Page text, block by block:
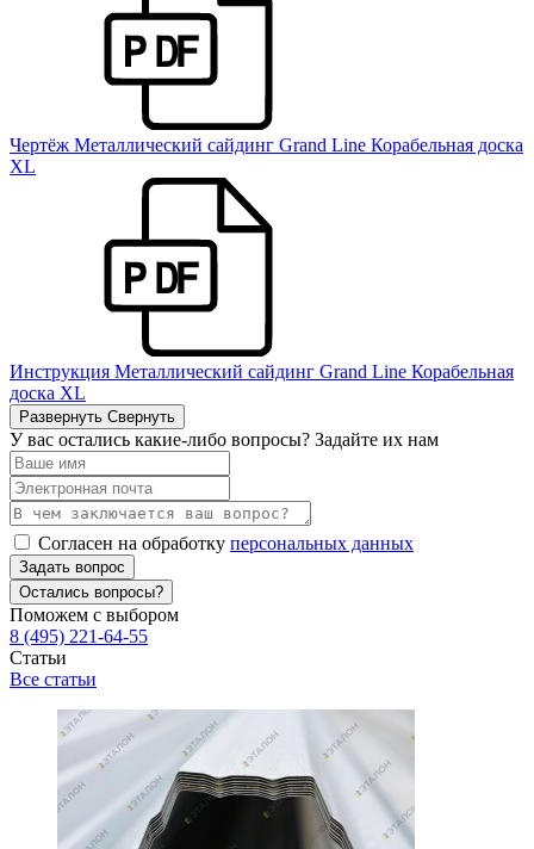
Чертёж Металлический сайдинг Grand Line Корабельная доска
XL
Инструкция Металлический сайдинг Grand Line Корабельная
доска XL
Развернуть Свернуть
У вас остались какие-либо вопросы? Задайте их нам
Согласен на обработку персональных данных
Задать вопрос
Остались вопросы?
Поможем с выбором
8 (495) 221-64-55
Статьи
Все статьи